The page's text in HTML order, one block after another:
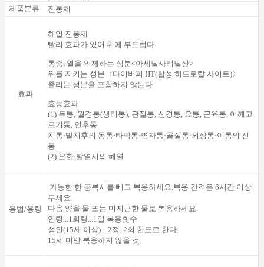
제품분류
진통제
효과
해열 진통제
빨리 효과가 있어 위에 부드럽다
통증, 열을 억제하는 성분<아세틸사리틸산>
위를 지키는 성분〈다이버퍼 HT(합성 히드로탈 사이트)〉
졸리는 성분을 포함하지 않는다
효능효과
(1) 두통, 월경통(생리통), 관절통, 신경통, 요통, 근육통, 어깨고
르기통, 인후통
치통·발치후의 동통·타박통·연자통·골절통·외상통·이통의 진
통
(2) 오한·발열시의 해열
용법/용량
가능한 한 공복시를 빼고 복용하세요.복용 간격은 6시간 이상
두세요.
다음 양을 물 또는 미지근한 물로 복용하세요.
연령...1회량...1일 복용횟수
성인(15세 이상) ...2정..2회 한도로 한다.
15세 미만 복용하지 않을 것